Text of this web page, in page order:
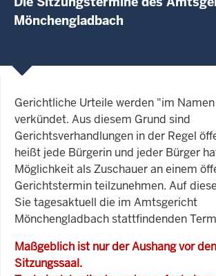
Mönchengladbach
Gerichtliche Urteile werden "im
verkündet. Aus diesem Grund sind
Gerichtsverhandlungen in der Regel
heißt jede Bürgerin und jeder Bürger
Möglichkeit als Zuschauer an einem
Gerichtstermin teilzunehmen. Auf
Sie tagesaktuell die im Amtsgericht
Mönchengladbach stattfindenden
Maßgeblich ist nur der Aushang vor
Sitzungssaal.